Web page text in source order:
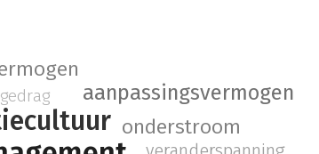
aanpassingsvermogen
onderstroom